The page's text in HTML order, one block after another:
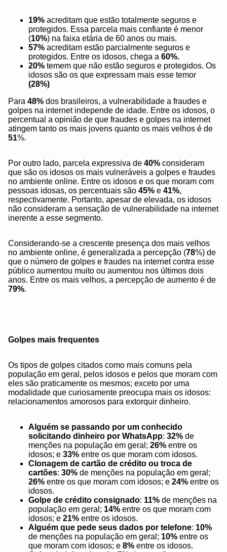
19% acreditam que estão totalmente seguros e
protegidos. Essa parcela mais confiante é menor
(10%) na faixa etária de 60 anos ou mais.
57% acreditam estão parcialmente seguros e
protegidos. Entre os idosos, chega a 60%.
20% temem que não estão seguros e protegidos. Os
idosos são os que expressam mais esse temor
(28%)
Para 48% dos brasileiros, a vulnerabilidade a fraudes e
golpes na internet independe de idade. Entre os idosos, o
percentual a opinião de que fraudes e golpes na internet
atingem tanto os mais jovens quanto os mais velhos é de
51%.
Por outro lado, parcela expressiva de 40% consideram
que são os idosos os mais vulneráveis a golpes e fraudes
no ambiente online. Entre os idosos e os que moram com
pessoas idosas, os percentuais são 45% e 41%,
respectivamente. Portanto, apesar de elevada, os idosos
não consideram a sensação de vulnerabilidade na internet
inerente a esse segmento.
Considerando-se a crescente presença dos mais velhos
no ambiente online, é generalizada a percepção (78%) de
que o número de golpes e fraudes na internet contra esse
público aumentou muito ou aumentou nos últimos dois
anos. Entre os mais velhos, a percepção de aumento é de
79%.
Golpes mais frequentes
Os tipos de golpes citados como mais comuns pela
população em geral, pelos idosos e pelos que moram com
eles são praticamente os mesmos; exceto por uma
modalidade que curiosamente preocupa mais os idosos:
relacionamentos amorosos para extorquir dinheiro.
Alguém se passando por um conhecido
solicitando dinheiro por WhatsApp: 32% de
menções na população em geral; 26% entre os
idosos; e 33% entre os que moram com idosos.
Clonagem de cartão de crédito ou troca de
cartões: 30% de menções na população em geral;
26% entre os que moram com idosos; e 24% entre os
idosos.
Golpe de crédito consignado: 11% de menções na
população em geral; 14% entre os que moram com
idosos; e 21% entre os idosos.
Alguém que pede seus dados por telefone: 10%
de menções na população em geral; 10% entre os
que moram com idosos; e 8% entre os idosos.